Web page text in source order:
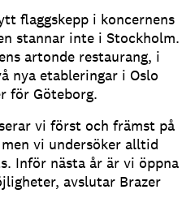
flaggskepp i koncernens
stannar inte i Stockholm.
artonde restaurang, i
nya etableringar i Oslo
för Göteborg.
vi först och främst på
vi undersöker alltid
Inför nästa år är vi öppna
avslutar Brazer